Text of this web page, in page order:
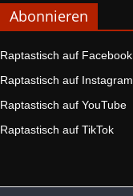
Abonnieren
Raptastisch auf Facebook
Raptastisch auf Instagram
Raptastisch auf YouTube
Raptastisch auf TikTok